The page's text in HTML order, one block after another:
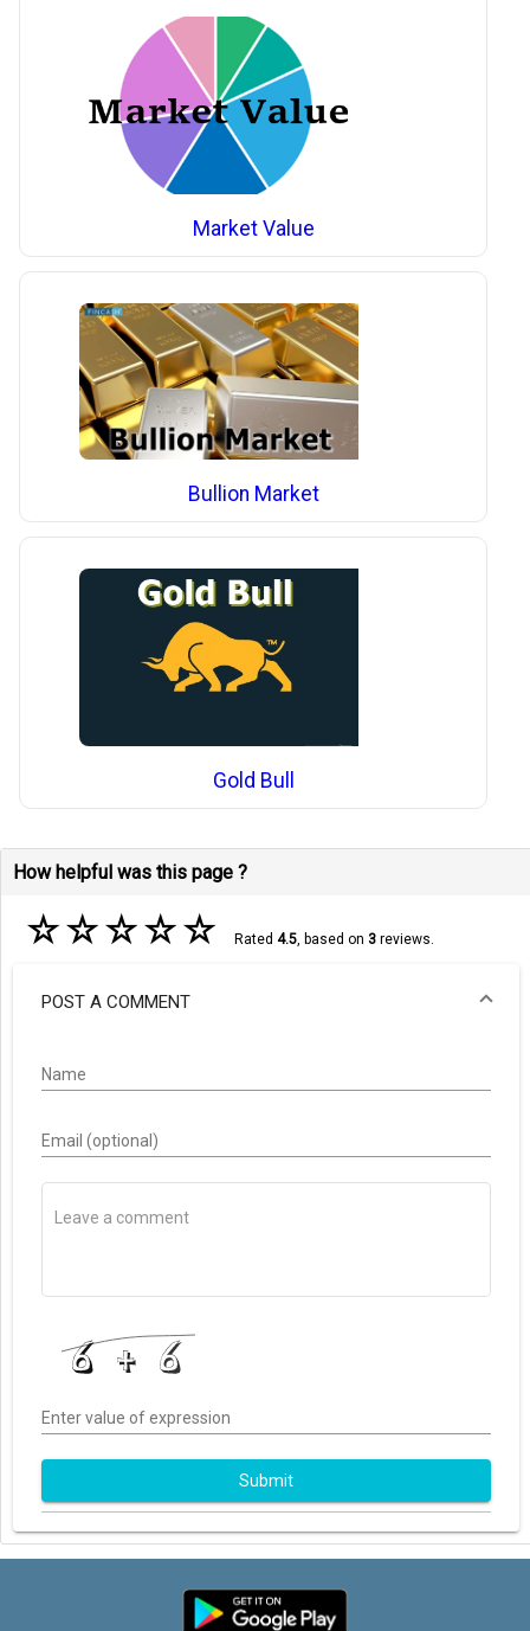
Market Value
Bullion Market
Gold Bull
How helpful was this page ?
☆☆☆☆☆ Rated 4.5, based on 3reviews.
POST A COMMENT
Name
Email (optional)
Enter value of expression
Submit